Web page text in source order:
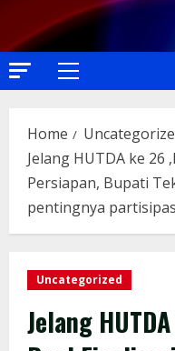
Primary
Home
Jelang HUTDA ke 26
Persiapan, Bupati
pentingnya
Uncategorized
Jelang